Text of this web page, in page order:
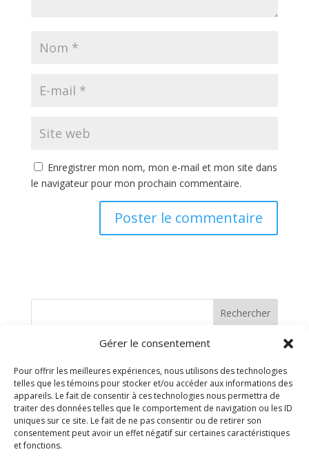
Gérer le consentement
Pour offrir les meilleures expériences, nous utilisons des technologies
telles que les témoins pour stocker et/ou accéder aux informations des
appareils. Le fait de consentir à ces technologies nous permettra de
traiter des données telles que le comportement de navigation ou les ID
uniques sur ce site. Le fait de ne pas consentir ou de retirer son
consentement peut avoir un effet négatif sur certaines caractéristiques
et fonctions.
Enregistrer mon nom, mon e-mail et mon site dans
le navigateur pour mon prochain commentaire.
Rechercher
Recent Comments
Aucun commentaire à afficher.